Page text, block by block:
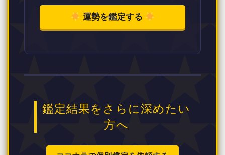
運勢を鑑定する
鑑定結果をさらに深めたい
方へ